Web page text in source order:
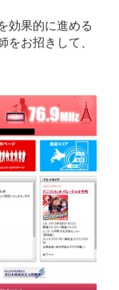
効果的に進める
お招きして、